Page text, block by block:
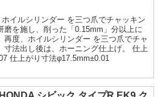
イルシリンダー を三つ爪でチャッキン
磨を施し、削った「0.15mm」分以上に
再度、ホイルシリンダー を三つ爪でチャ
寸法出し後は、ホーニング仕上げ。 仕上
仕上がり寸法φ17.5mm±0.01